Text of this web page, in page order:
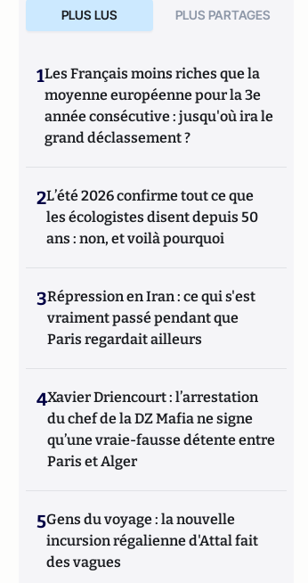
PLUS LUS PLUS PARTAGES
1Les Français moins riches que la
moyenne européenne pour la 3e
année consécutive : jusqu'où ira le
grand déclassement ?
2L’été 2026 confirme tout ce que
les écologistes disent depuis 50
ans : non, et voilà pourquoi
3Répression en Iran : ce qui s'est
vraiment passé pendant que
Paris regardait ailleurs
4Xavier Driencourt : l’arrestation
du chef de la DZ Mafia ne signe
qu’une vraie-fausse détente entre
Paris et Alger
5Gens du voyage : la nouvelle
incursion régalienne d'Attal fait
des vagues